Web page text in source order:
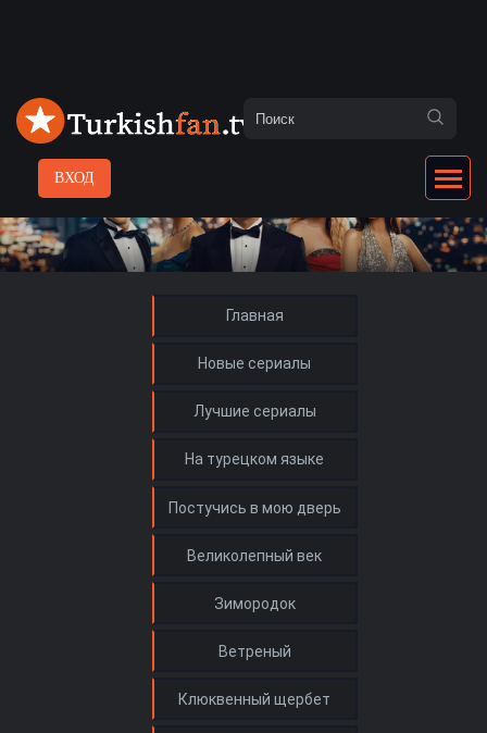
ВХОД
Главная
Новые сериалы
Лучшие сериалы
На турецком языке